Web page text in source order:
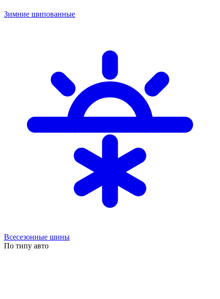
Зимние шипованные
Всесезонные шины
По типу авто